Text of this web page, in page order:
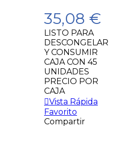
35,08 €
LISTO PARA
DESCONGELAR
Y CONSUMIR
CAJA CON 45
UNIDADES
PRECIO POR
CAJA
Vista Rápida
Favorito
Compartir